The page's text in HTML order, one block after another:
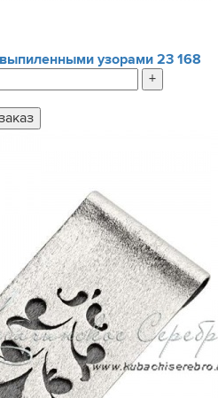
узорами23 168
+